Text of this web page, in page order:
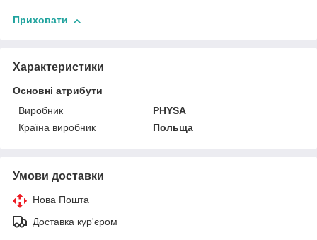
Приховати
Характеристики
Основні атрибути
Виробник
PHYSA
Країна виробник
Польща
Умови доставки
Нова Пошта
Доставка кур'єром